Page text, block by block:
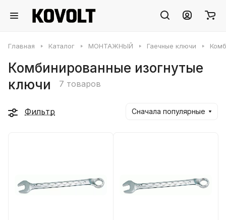
Главная Каталог МОНТАЖНЫЙ Гаечные ключи
Комбинированные изогнутые
ключи
7 товаров
Фильтр Сначала популярные